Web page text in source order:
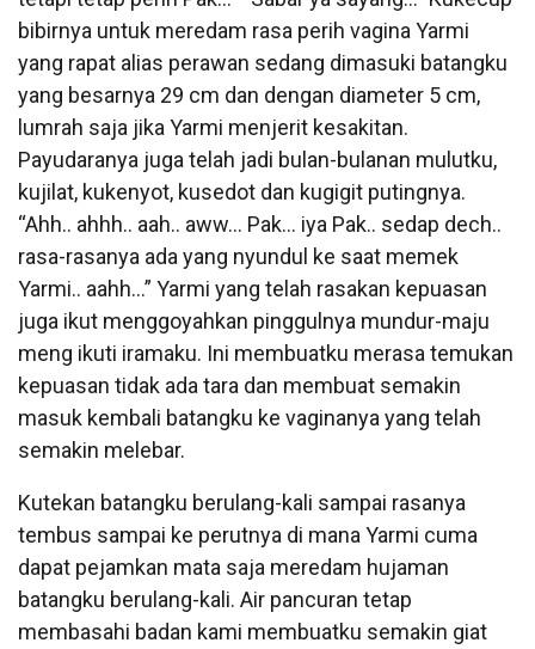
bibirnya untuk meredam rasa perih vagina Yarmi
yang rapat alias perawan sedang dimasuki batangku
yang besarnya 29 cm dan dengan diameter 5 cm,
lumrah saja jika Yarmi menjerit kesakitan.
Payudaranya juga telah jadi bulan-bulanan mulutku,
kujilat, kukenyot, kusedot dan kugigit putingnya.
“Ahh.. ahhh.. aah.. aww… Pak… iya Pak.. sedap dech..
rasa-rasanya ada yang nyundul ke saat memek
Yarmi.. aahh…” Yarmi yang telah rasakan kepuasan
juga ikut menggoyahkan pinggulnya mundur-maju
meng ikuti iramaku. Ini membuatku merasa temukan
kepuasan tidak ada tara dan membuat semakin
masuk kembali batangku ke vaginanya yang telah
semakin melebar.
Kutekan batangku berulang-kali sampai rasanya
tembus sampai ke perutnya di mana Yarmi cuma
dapat pejamkan mata saja meredam hujaman
batangku berulang-kali. Air pancuran tetap
membasahi badan kami membuatku semakin giat